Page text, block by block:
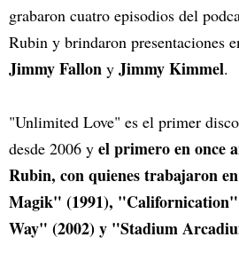
grabaron cuatro episodios del
Rubin y brindaron presentaciones
Jimmy Fallon y Jimmy Kimmel.
"Unlimited Love" es el primer
desde 2006 y el primero en once
Rubin, con quienes trabajaron
Magik" (1991),
Way" (2002) y "Stadium